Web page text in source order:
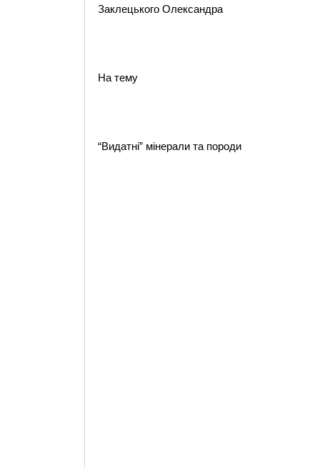
Заклецького Олександра
На тему
“Видатні” мінерали та породи